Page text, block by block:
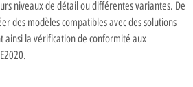
niveaux de détail ou différentes variantes. De
des modèles compatibles avec des solutions
ainsi la vérification de conformité aux